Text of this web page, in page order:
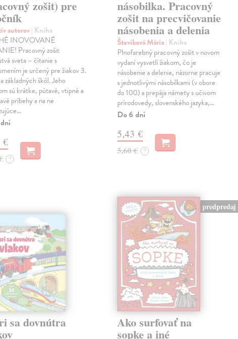
zošit) pre
autorov| Kniha
INOVOVANÉ
Pracovný zošit
sveta – čítanie s
je určený pre žiakov 3.
základných škôl. Jeho
sú krátke, pútavé, vtipné a
príbehy a na ne
€
?
násobilka. Pracovný
zošit na precvičovanie
násobenia a delenia
Števíková Mária| Kniha
Plnofarebný pracovný zošit v novom
vydaní vysvetlí žiakom, čo je
násobenie a delenie, názorne pracuje
s jednotlivými násobilkami (v obore
do 100) a prepája námety s učivom
prírodovedy, slovenského jazyka,…
Do 6 dní
5,43 €
5,60 € ?
sa dovnútra
predpredaj
Ako surfovať na
sopke a iné